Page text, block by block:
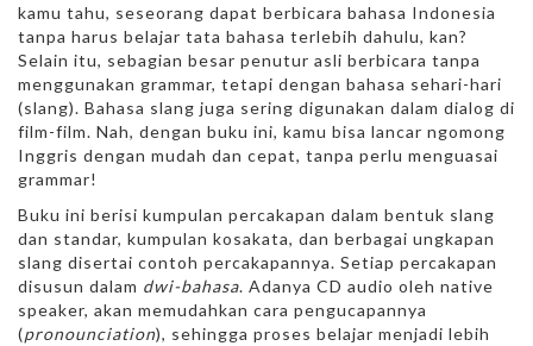
kamu tahu, seseorang dapat berbicara bahasa Indonesia
tanpa harus belajar tata bahasa terlebih dahulu, kan?
Selain itu, sebagian besar penutur asli berbicara tanpa
menggunakan grammar, tetapi dengan bahasa sehari-hari
(slang). Bahasa slang juga sering digunakan dalam dialog di
film-film. Nah, dengan buku ini, kamu bisa lancar ngomong
Inggris dengan mudah dan cepat, tanpa perlu menguasai
grammar!
Buku ini berisi kumpulan percakapan dalam bentuk slang
dan standar, kumpulan kosakata, dan berbagai ungkapan
slang disertai contoh percakapannya. Setiap percakapan
disusun dalam dwi-bahasa. Adanya CD audio oleh native
speaker, akan memudahkan cara pengucapannya
(pronounciation), sehingga proses belajar menjadi lebih